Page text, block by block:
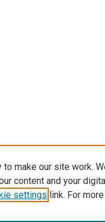
make our site work.
content and your
settings link. For